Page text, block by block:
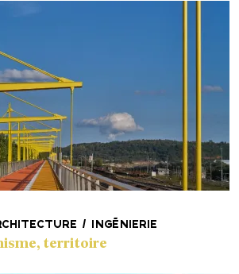
/ INGÉNIERIE
territoire